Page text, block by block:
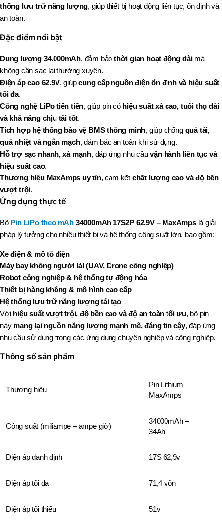
thống lưu trữ năng lượng, giúp thiết bị hoạt động liên tục, ổn định và
an toàn.
Đặc điểm nổi bật
Dung lượng 34.000mAh, đảm bảo thời gian hoạt động dàimà
không cần sạc lại thường xuyên.
Điện áp cao 62.9V, giúpcung cấp nguồn điện ổn định và hiệu suất
tối đa.
Công nghệ LiPo tiên tiến, giúp pin có hiệu suất xả cao, tuổi thọ dài
và khả năng chịu tải tốt.
Tích hợp hệ thống bảo vệ BMS thông minh, giúp chống quá tải,
quá nhiệt và ngắn mạch, đảm bảo an toàn khi sử dụng.
Hỗ trợ sạc nhanh, xả mạnh, đáp ứng nhu cầuvận hành liên tục và
hiệu suất cao.
Thương hiệu MaxAmps uy tín, cam kết chất lượng cao và độ bền
vượt trội.
Ứng dụng thực tế
Bộ Pin LiPo theo mAh 34000mAh 17S2P 62.9V – MaxAmpslà giải
pháp lý tưởng cho nhiều thiết bị và hệ thống công suất lớn, bao gồm:
Xe điện & mô tô điện
Máy bay không người lái (UAV, Drone công nghiệp)
Robot công nghiệp & hệ thống tự động hóa
Thiết bị hàng không & mô hình cao cấp
Hệ thống lưu trữ năng lượng tái tạo
Với hiệu suất vượt trội, độ bền cao và độ an toàn tối ưu, bộ pin
này mang lại nguồn năng lượng mạnh mẽ, đáng tin cậy, đáp ứng
nhu cầu sử dụng trong các ứng dụng chuyên nghiệp và công nghiệp.
Thông số sản phẩm
Thương hiệu
Pin Lithium
MaxAmps
Công suất (miliampe – ampe giờ)
34000mAh –
34Ah
Điện áp danh định 17S 62,9v
Điện áp tối đa 71,4 vôn
Điện áp tối thiểu 51v